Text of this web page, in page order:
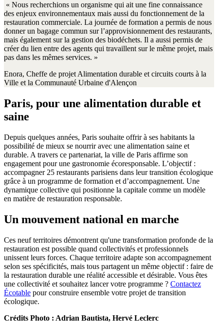
« Nous recherchions un organisme qui ait une fine connaissance
des enjeux environnementaux mais aussi du fonctionnement de la
restauration commerciale. La journée de formation a permis de nous
donner un bagage commun sur l’approvisionnement des restaurants,
mais également sur la gestion des biodéchets. Il a aussi permis de
créer du lien entre des agents qui travaillent sur le même projet, mais
pas dans les mêmes services. »
Enora, Cheffe de projet Alimentation durable et circuits courts à la
Ville et la Communauté Urbaine d'Alençon
Paris, pour une alimentation durable et
saine
Depuis quelques années, Paris souhaite offrir à ses habitants la
possibilité de mieux se nourrir avec une alimentation saine et
durable. A travers ce partenariat, la ville de Paris affirme son
engagement pour une gastronomie écoresponsable. L’objectif :
accompagner 25 restaurants parisiens dans leur transition écologique
grâce à un programme de formation et d’accompagnement. Une
dynamique collective qui positionne la capitale comme un modèle
en matière de restauration responsable.
Un mouvement national en marche
Ces neuf territoires démontrent qu'une transformation profonde de la
restauration est possible quand collectivités et professionnels
unissent leurs forces. Chaque territoire adapte son accompagnement
selon ses spécificités, mais tous partagent un même objectif : faire de
la restauration durable une réalité accessible et désirable. Vous êtes
une collectivité et souhaitez lancer votre programme ? Contactez
Écotable pour construire ensemble votre projet de transition
écologique.
Crédits Photo : Adrian Bautista, Hervé Leclerc